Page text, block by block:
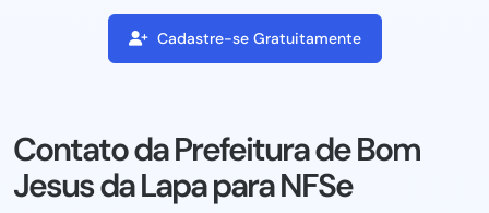
Cadastre-se Gratuitamente
Contato da Prefeitura de Bom
Jesus da Lapa para NFSe